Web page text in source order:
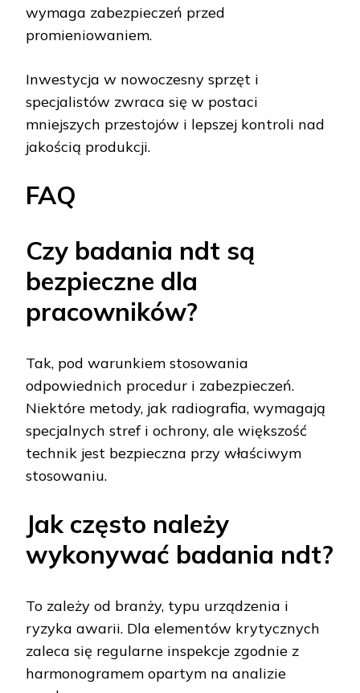
wymaga zabezpieczeń przed
promieniowaniem.
Inwestycja w nowoczesny sprzęt i
specjalistów zwraca się w postaci
mniejszych przestojów i lepszej kontroli nad
jakością produkcji.
FAQ
Czy badania ndt są
bezpieczne dla
pracowników?
Tak, pod warunkiem stosowania
odpowiednich procedur i zabezpieczeń.
Niektóre metody, jak radiografia, wymagają
specjalnych stref i ochrony, ale większość
technik jest bezpieczna przy właściwym
stosowaniu.
Jak często należy
wykonywać badania ndt?
To zależy od branży, typu urządzenia i
ryzyka awarii. Dla elementów krytycznych
zaleca się regularne inspekcje zgodnie z
harmonogramem opartym na analizie